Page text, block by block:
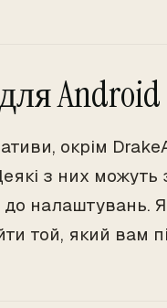
Android
окрім
з них можуть
налаштувань.
той, який вам